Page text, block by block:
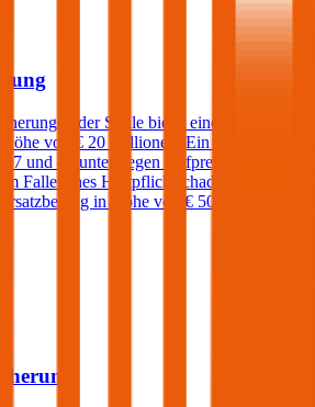
der Smile bietet eine
Höhe von € 20 Millionen. Ein Freischaden
7 und darunter gegen Aufpreis
Falle eines Haftpflichtschadens verlangt
in Höhe von € 500.